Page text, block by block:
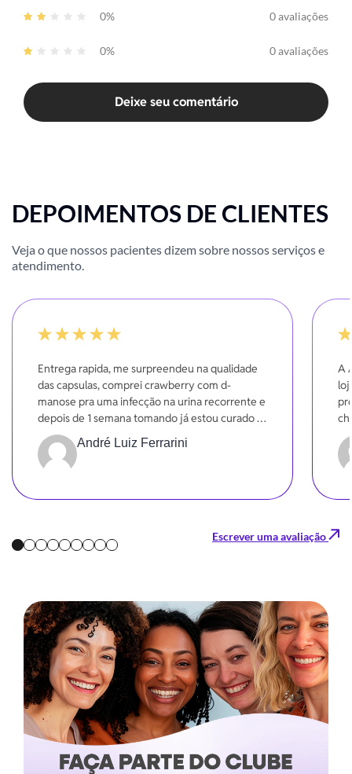
0% 0 avaliações
0% 0 avaliações
Deixe seu comentário
DEPOIMENTOS DE CLIENTES
Veja o que nossos pacientes dizem sobre nossos serviços e
atendimento.
Entrega rapida, me surpreendeu na qualidade
das capsulas, comprei crawberry com d-
manose pra uma infecção na urina recorrente e
depois de 1 semana tomando já estou curado e
sentindo uma melhora significativa na funções.
Gratidão
André Luiz Ferrarini
A
Escrever uma avaliação